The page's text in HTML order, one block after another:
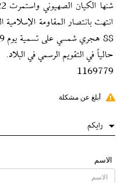
انتهت بانتصار المقاومة
حالياً في التقويم الرسمي في البلاد.
1169779
أبلغ عن مشكلة
رایکم
الاسم